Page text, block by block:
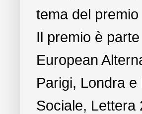
tema del
Il premio è
European
Parigi, Londra
Sociale, Lettera